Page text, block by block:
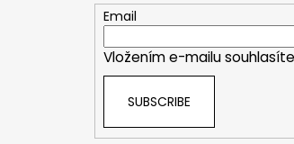
Email
Vložením e-mailu
SUBSCRIBE